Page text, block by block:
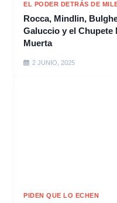
EL PODER DETRÁS DE
Rocca, Mindlin,
Galuccio y el Chupete
Muerta
2 JUNIO, 2025
PIDEN QUE LO ECHEN